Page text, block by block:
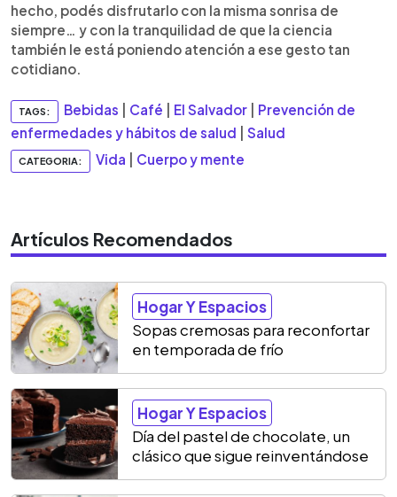
hecho, podés disfrutarlo con la misma sonrisa de
siempre… y con la tranquilidad de que la ciencia
también le está poniendo atención a ese gesto tan
cotidiano.
TAGS: Bebidas Café El Salvador
Prevención de
enfermedades y hábitos de salud
Salud
CATEGORIA: Vida Cuerpo y mente
Artículos Recomendados
Hogar Y Espacios
Sopas cremosas para reconfortar
en temporada de frío
Hogar Y Espacios
Día del pastel de chocolate, un
clásico que sigue reinventándose